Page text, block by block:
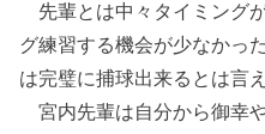
先輩とは中々タイミング
グ練習する機会が少なかっ
は完璧に捕球出来るとは言え
宮内先輩は自分から御幸